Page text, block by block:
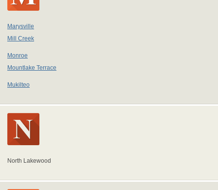
Marysville
Mill Creek
Monroe
Mountlake Terrace
Mukilteo
North Lakewood